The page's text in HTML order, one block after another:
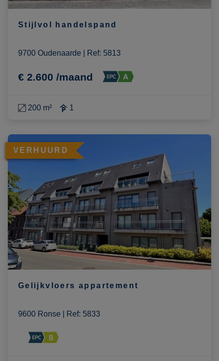
Stijlvol handelspand
9700 Oudenaarde Ref: 5813
€ 2.600 /maand
200 m² 1
VERHUURD
Gelijkvloers appartement
9600 Ronse Ref: 5833